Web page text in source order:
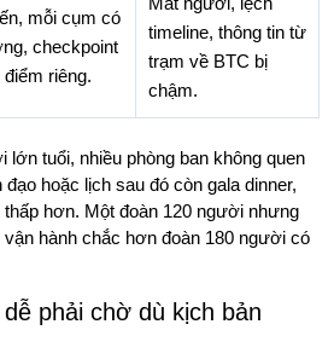
mỗi cụm có
checkpoint
riêng.
timeline, thông tin từ
trạm về BTC bị
chậm.
lớn tuổi, nhiều phòng ban không quen
hoặc lịch sau đó còn gala dinner,
thấp hơn. Một đoàn 120 người nhưng
hành chắc hơn đoàn 180 người có
phải chờ dù kịch bản